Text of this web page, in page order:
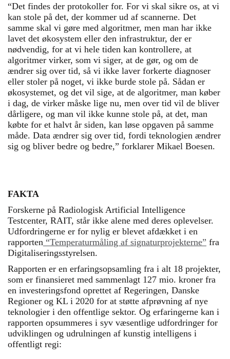
“Det findes der protokoller for. For vi skal sikre os, at vi
kan stole på det, der kommer ud af scannerne. Det
samme skal vi gøre med algoritmer, men man har ikke
lavet det økosystem eller den infrastruktur, der er
nødvendig, for at vi hele tiden kan kontrollere, at
algoritmer virker, som vi siger, at de gør, og om de
ændrer sig over tid, så vi ikke laver forkerte diagnoser
eller stoler på noget, vi ikke burde stole på. Sådan er
økosystemet, og det vil sige, at de algoritmer, man køber
i dag, de virker måske lige nu, men over tid vil de bliver
dårligere, og man vil ikke kunne stole på, at det, man
købte for et halvt år siden, kan løse opgaven på samme
måde. Data ændrer sig over tid, fordi teknologien ændrer
sig og bliver bedre og bedre,” forklarer Mikael Boesen.
FAKTA
Forskerne på Radiologisk Artificial Intelligence
Testcenter, RAIT, står ikke alene med deres oplevelser.
Udfordringerne er for nylig er blevet afdækket i en
rapporten “Temperaturmåling af signaturprojekterne” fra
Digitaliseringsstyrelsen.
Rapporten er en erfaringsopsamling fra i alt 18 projekter,
som er finansieret med sammenlagt 127 mio. kroner fra
en investeringsfond oprettet af Regeringen, Danske
Regioner og KL i 2020 for at støtte afprøvning af nye
teknologier i den offentlige sektor. Og erfaringerne kan i
rapporten opsummeres i syv væsentlige udfordringer for
udviklingen og udrulningen af kunstig intelligens i
offentligt regi: